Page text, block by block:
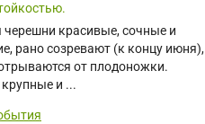
красивые, сочные и
рано созревают (к концу июня),
от плодоножки.
и ...